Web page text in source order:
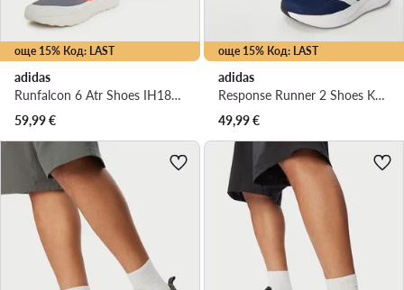
още 15% Код: LAST
adidas
Runfalcon 6 Atr Shoes IH1831 · Маратонки за бягане
59,99€
още 15% Код: LAST
adidas
Response Runner 2 Shoes KJ1735 · Маратонки за бягане
49,99€